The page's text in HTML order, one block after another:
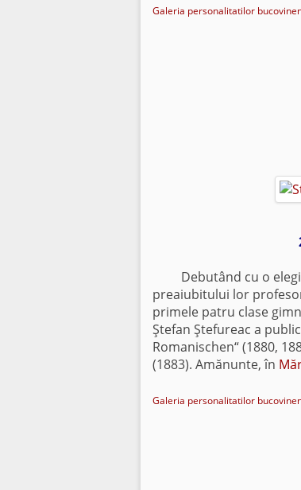
Galeria personalitatilor
Debutând cu o elegie
preaiubitului lor
primele patru clase
Ştefan Ştefureac a
Romanischen“ (1880,
(1883). Amănunte, în
Galeria personalitatilor